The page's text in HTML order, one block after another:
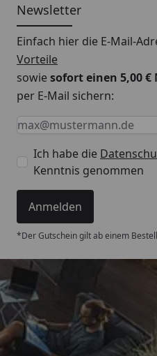
Newsletter
Einfach hier die E-Mail-
Vorteile
sowiesofort einen 5,00
per E-Mail sichern:
Keine Eingabe erforderlich
Eingabe erforderlich
E-Mail *
Ich habe die
Kenntnis genommen
Anmelden
*Der Gutschein gilt ab einem
Trusted